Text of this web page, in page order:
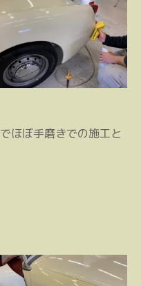
ほぼ手磨きでの施工と